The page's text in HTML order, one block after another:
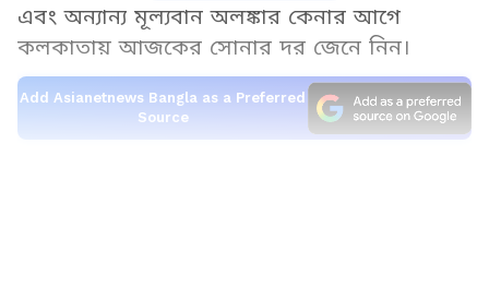
এবং অন্যান্য মূল্যবান অলঙ্কার কেনার আগে
কলকাতায় আজকের সোনার দর জেনে নিন।
Add Asianetnews Bangla as a Preferred
Source